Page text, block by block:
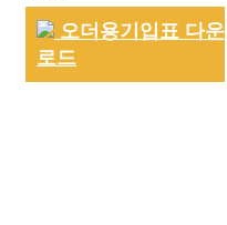
오더용기입표 다운
로드